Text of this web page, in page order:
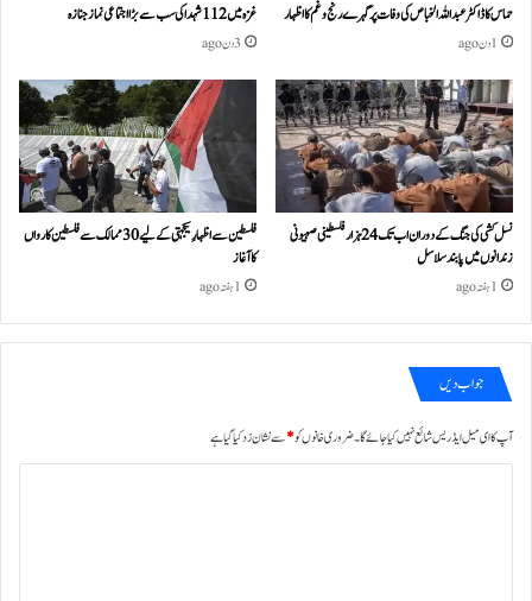
حماس کا ڈاکٹر عبداللہ الخباص کی وفات پر گہرے رنج وغم کااظہار
1 دن ago
غزہ میں 112 شہدا کی سب سے بڑا اجتماعی نماز جنازہ
3 دن ago
نسل کشی کی جنگ کے دوران اب تک 24ہزار فلسطینی صہیونی
زندانوں میں پابند سلاسل
1 ہفتہ ago
فلسطین سے اظہارِ یکجہتی کے لیے 30 ممالک سے فلسطین کارواں
کا آغاز
1 ہفتہ ago
جواب دیں
آپ کا ای میل ایڈریس شائع نہیں کیا جائے گا۔ضروری خانوں کو*سے نشان زد کیا گیا ہے